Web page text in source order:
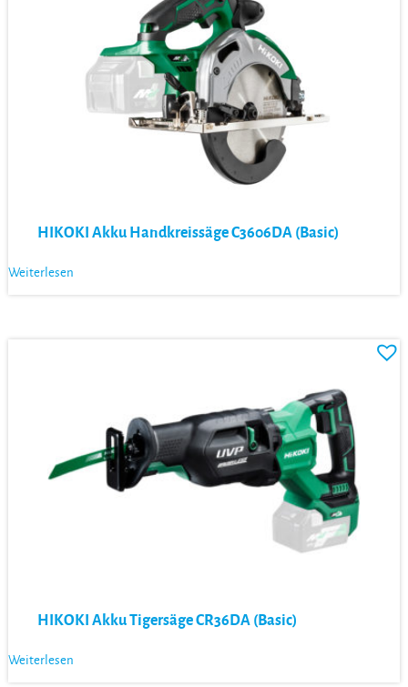
HIKOKI Akku Handkreissäge C3606DA (Basic)
Weiterlesen
HIKOKI Akku Tigersäge CR36DA (Basic)
Weiterlesen